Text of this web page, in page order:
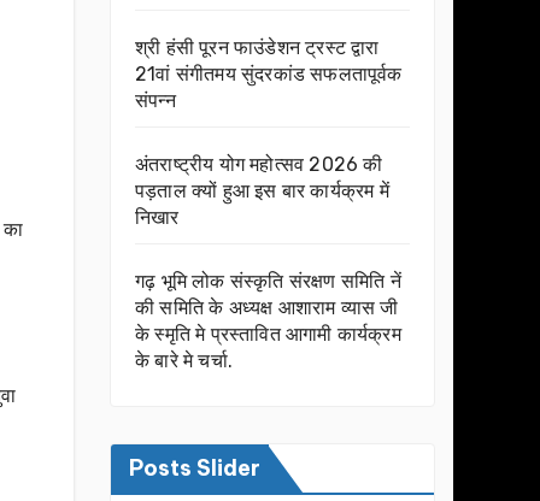
का
श्री हंसी पूरन फाउंडेशन ट्रस्ट द्वारा
21वां संगीतमय सुंदरकांड सफलतापूर्वक
संपन्न
अंतराष्ट्रीय योग महोत्सव 2026 की
पड़ताल क्यों हुआ इस बार कार्यक्रम में
निखार
गढ़ भूमि लोक संस्कृति संरक्षण समिति नें
की समिति के अध्यक्ष आशाराम व्यास जी
के स्मृति मे प्रस्तावित आगामी कार्यक्रम
के बारे मे चर्चा.
Posts Slider